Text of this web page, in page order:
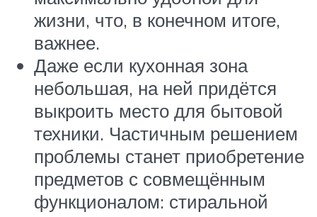
жизни, что, в конечном итоге,
важнее.
Даже если кухонная зона
небольшая, на ней придётся
выкроить место для бытовой
техники. Частичным решением
проблемы станет приобретение
предметов с совмещённым
функционалом: стиральной